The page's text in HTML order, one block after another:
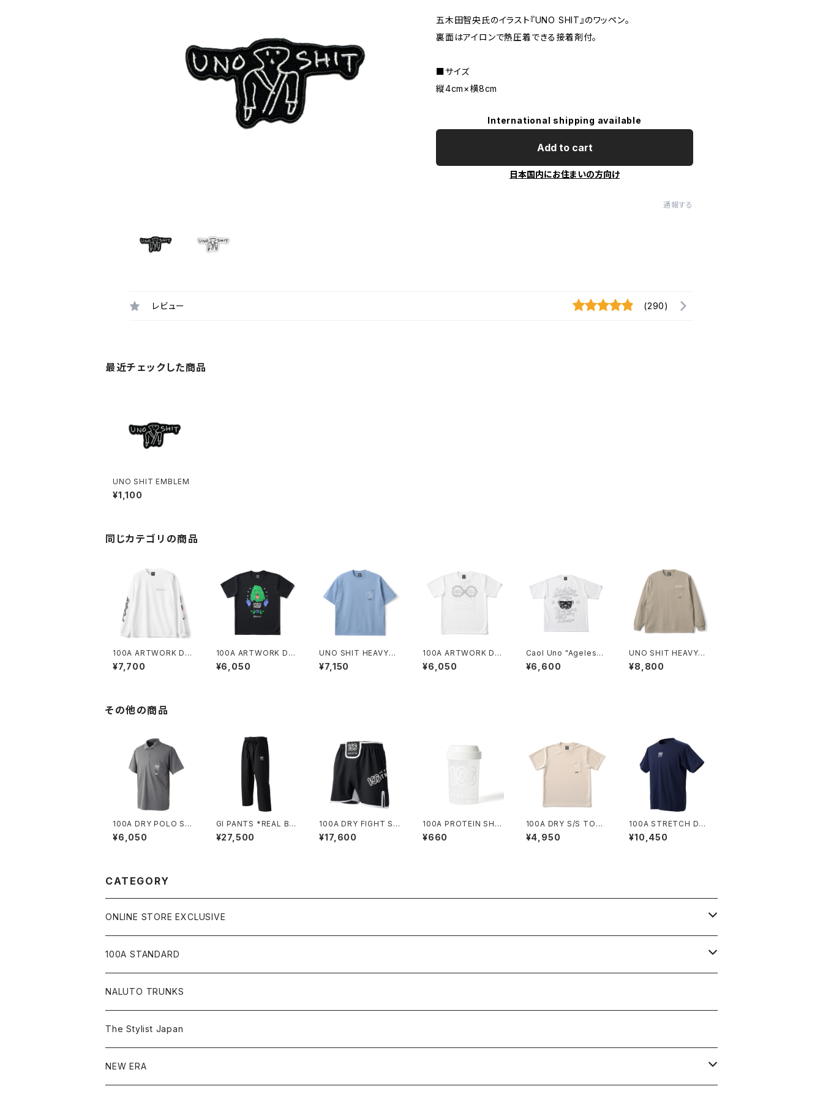
五木田智央氏のイラスト『UNO SHIT』のワッペン。
裏面はアイロンで熱圧着できる接着剤付。
■サイズ
縦4cm×横8cm
International shipping available
Add to cart
日本国内にお住まいの方向け
通報する
レビュー (290)
最近チェックした商品
UNO SHIT EMBLEM
¥1,100
同じカテゴリの商品
100A ARTWORK DR
Y L/S TOP *FACE O
KA
¥7,700
100A ARTWORK DR
Y S/S TOP *KOICHI
RO TAKAGI
¥6,050
UNO SHIT HEAVYW
EIGHT S/S POCKET
TEE *Illustration by
¥7,150
100A ARTWORK DR
Y S/S TOP *FACE O
KA
¥6,050
Caol Uno "Ageless
Warrior" HEAVYWEI
GHT S/S TEE
¥6,600
UNO SHIT HEAVYW
EIGHT L/S POCKET
TEE *Illustration by
¥8,800
その他の商品
100A DRY POLO SHI
RT *with POCKET
¥6,050
GI PANTS *REAL BL
ACK *KAIHARA DENI
M
¥27,500
100A DRY FIGHT SH
ORTS *Type-A
¥17,600
100A PROTEIN SHA
KER *300ml
¥660
100A DRY S/S TOP
*WITH POCKET
¥4,950
100A STRETCH DRY
SHORT SLEEVE TO
P
¥10,450
CATEGORY
ONLINE STORE EXCLUSIVE
JIU-JITSU Gi ART EXHIBITION
SHOW UP!
100A STANDARD
キャップ
Tシャツ
ショートスリーブ
シャツ
NALUTO TRUNKS
The Stylist Japan
NEW ERA